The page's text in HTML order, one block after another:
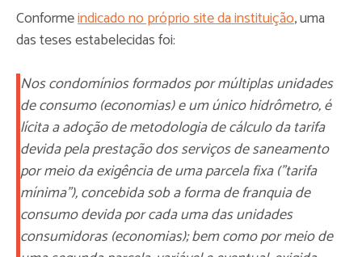
Conformeindicado no próprio site da instituição, uma
das teses estabelecidas foi:
Nos condomínios formados por múltiplas unidades
de consumo (economias) e um único hidrômetro, é
lícita a adoção de metodologia de cálculo da tarifa
devida pela prestação dos serviços de saneamento
por meio da exigência de uma parcela fixa ("tarifa
mínima"), concebida sob a forma de franquia de
consumo devida por cada uma das unidades
consumidoras (economias); bem como por meio de